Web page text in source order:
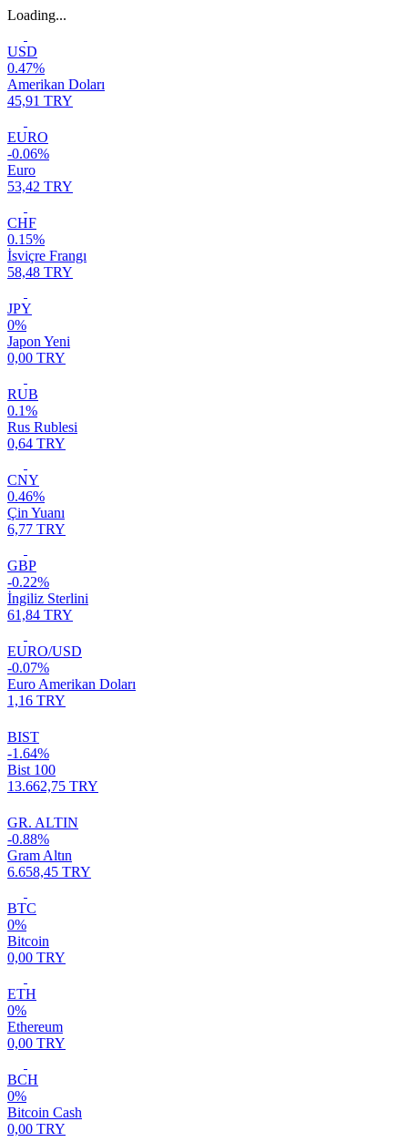
Loading...
USD
0.47%
Amerikan Doları
45,91 TRY
EURO
-0.06%
Euro
53,42 TRY
CHF
0.15%
İsviçre Frangı
58,48 TRY
JPY
0%
Japon Yeni
0,00 TRY
RUB
0.1%
Rus Rublesi
0,64 TRY
CNY
0.46%
Çin Yuanı
6,77 TRY
GBP
-0.22%
İngiliz Sterlini
61,84 TRY
EURO/USD
-0.07%
Euro Amerikan Doları
1,16 TRY
BIST
-1.64%
Bist 100
13.662,75 TRY
GR. ALTIN
-0.88%
Gram Altın
6.658,45 TRY
BTC
0%
Bitcoin
0,00 TRY
ETH
0%
Ethereum
0,00 TRY
BCH
0%
Bitcoin Cash
0,00 TRY